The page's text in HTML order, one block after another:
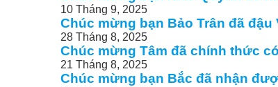
10 Tháng 9, 2025
Chúc mừng bạn Bảo Trân đã đậu
28 Tháng 8, 2025
Chúc mừng Tâm đã chính thức
21 Tháng 8, 2025
Chúc mừng bạn Bắc đã nhận